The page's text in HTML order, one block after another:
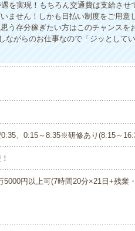
実現！もちろん交通費は支給させ
ません！しかも日払い制度をご用意
う存分稼ぎたい方はこのチャンスを
がらのお仕事なので「ジッとして
、0:15～8:35※研修あり(8:15～
円以上可(7時間20分×21日+残業